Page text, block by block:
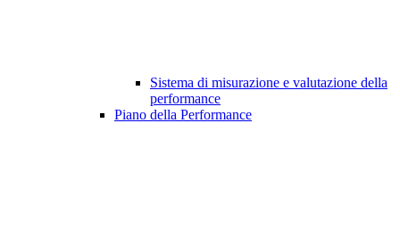
Sistema di misurazione e valutazione della
performance
Piano della Performance